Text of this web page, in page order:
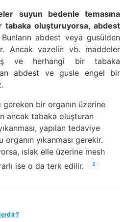
suyun bedenle temasına
tabaka oluşturuyorsa, abdest
Bunların abdest veya gusülden
Ancak vazelin vb. maddeler
ve herhangi bir tabaka
abdest ve gusle engel bir
gereken bir organın üzerine
ancak tabaka oluşturan
yapılan tedaviye
yıkanması gerekir.
ıslak elle üzerine mesh
ise o da terk edilir.
2